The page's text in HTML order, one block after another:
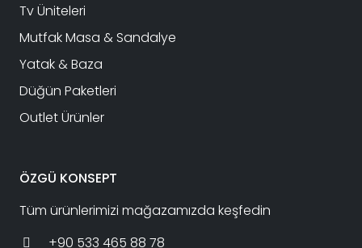
Tv Üniteleri
Mutfak Masa & Sandalye
Yatak & Baza
Düğün Paketleri
Outlet Ürünler
ÖZGÜ KONSEPT
Tüm ürünlerimizi mağazamızda keşfedin
+90 533 465 88 78